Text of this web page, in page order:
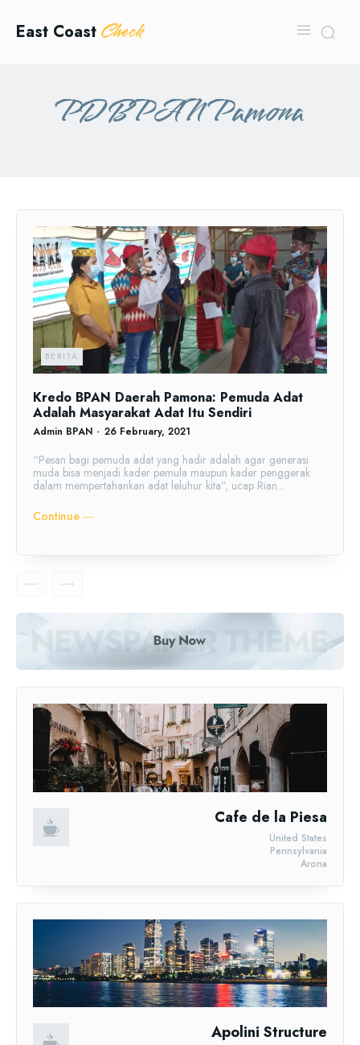
East Coast Check
PD BPAN Pamona
BERITA
Kredo BPAN Daerah Pamona: Pemuda Adat
Adalah Masyarakat Adat Itu Sendiri
Admin BPAN - 26 February, 2021
“Pesan bagi pemuda adat yang hadir adalah agar generasi
muda bisa menjadi kader pemula maupun kader penggerak
dalam mempertahankan adat leluhur kita”, ucap Rian...
Continue ―
Cafe de la Piesa
Arona
Pennsylvania
United States
Apolini Structure